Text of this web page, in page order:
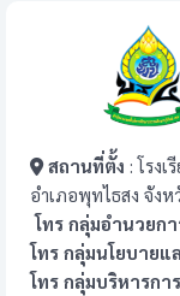
สถานที่ตั้ง : โรง
อำเภอพุทไธสง จัง
โทร กลุ่มอำนวยก
โทร กลุ่มนโยบายแ
โทร กลุ่มบริหารกา